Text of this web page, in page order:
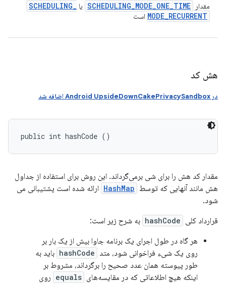
مقدار SCHEDULING_MODE_ONE_TIME یا SCHEDULING_
MODE_RECURRENT است
هش کد
در Android UpsideDownCakePrivacySandbox اضافه شد
public int hashCode ()
مقدار کد هش را برای شی برمی‌گرداند. این روش برای استفاده از جداول
هش مانند آنهایی که توسط HashMap ارائه شده است پشتیبانی می
شود.
قرارداد کلی hashCode به شرح زیر است:
هر گاه در طول اجرای یک برنامه جاوا بیش از یک بار بر
روی یک شیء فراخوانی شود، متد hashCode باید به
طور پیوسته همان عدد صحیح را برگرداند، مشروط بر
اینکه هیچ اطلاعاتی که در مقایسه‌های equals روی